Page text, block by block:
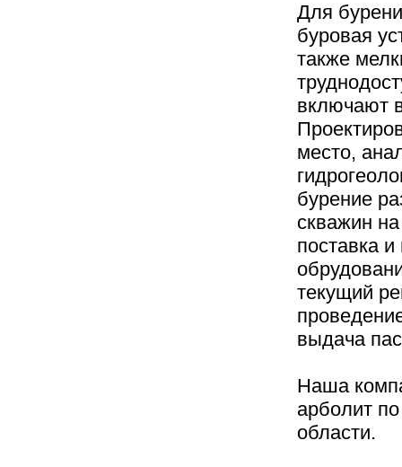
Для
буровая
также
включают
место,
бурение
скважин
поставка
текущий
выдача
Наша
арболит
области.